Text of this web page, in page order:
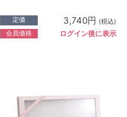
定価 3,740円 (税込)
会員価格 ログイン後に表示